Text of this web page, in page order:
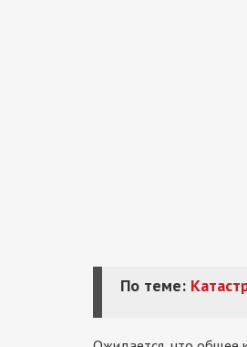
По теме: